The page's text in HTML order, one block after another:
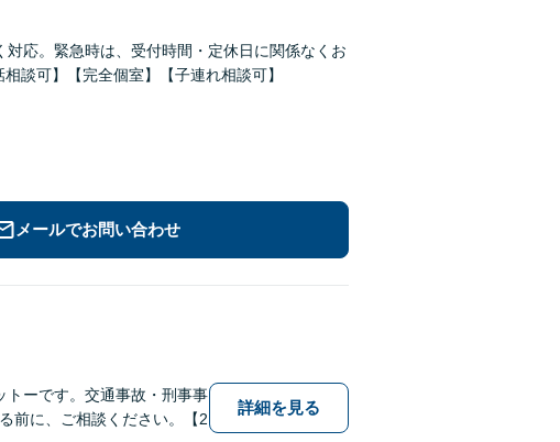
応。緊急時は、受付時間・定休日に関係なくお
談可】【完全個室】【子連れ相談可】
メールでお問い合わせ
トーです。交通事故・刑事事
前に、ご相談ください。【2
詳細を見る